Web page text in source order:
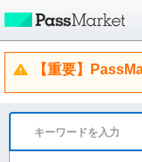
【重要】